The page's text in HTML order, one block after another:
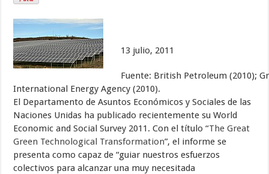
13 julio, 2011
Fuente: British Petroleum (2010);
International Energy Agency (2010).
El Departamento de Asuntos Económicos y Sociales de las
Naciones Unidas ha publicado recientemente su World
Economic and Social Survey 2011. Con el título “The Great
Green Technological Transformation”, el informe se
presenta como capaz de “guiar nuestros esfuerzos
colectivos para alcanzar una muy necesitada